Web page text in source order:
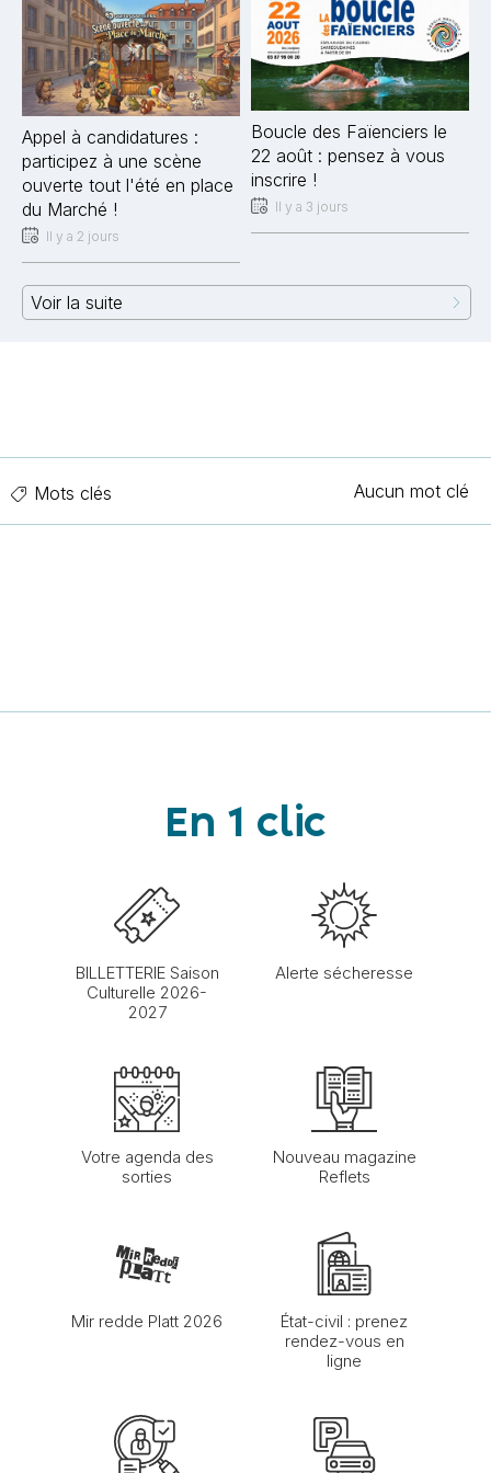
Appel à candidatures :
participez à une scène
ouverte tout l'été en place
du Marché !
Il y a 2 jours
Boucle des Faïenciers le
22 août : pensez à vous
inscrire !
Il y a 3 jours
Voir la suite
Mots clés Aucun mot clé
En 1 clic
BILLETTERIE Saison
Culturelle 2026-
2027
Alerte sécheresse
Votre agenda des
sorties
Nouveau magazine
Reflets
Mir redde Platt 2026
État-civil : prenez
rendez-vous en
ligne